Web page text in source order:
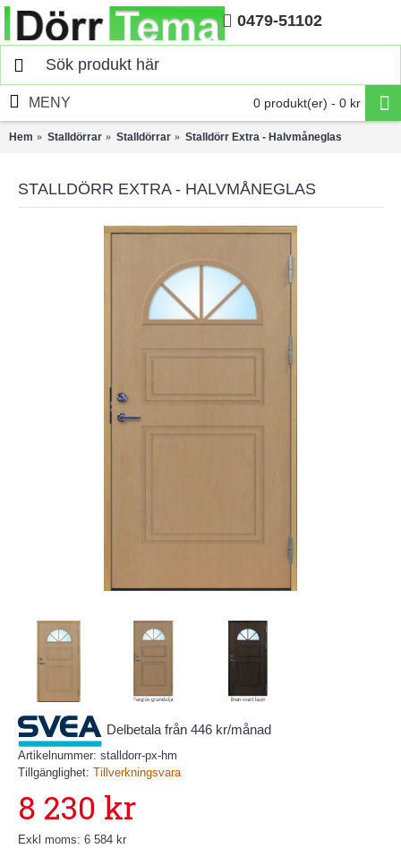
Hem 0479-51102
0 produkt(er) - 0 kr
MENY
Hem Stalldörrar Stalldörrar Stalldörr Extra - Halvmåneglas
STALLDÖRR EXTRA - HALVMÅNEGLAS
Delbetala från 446 kr/månad
Artikelnummer: stalldorr-px-hm
Tillgänglighet: Tillverkningsvara
8 230 kr
Exkl moms: 6 584 kr